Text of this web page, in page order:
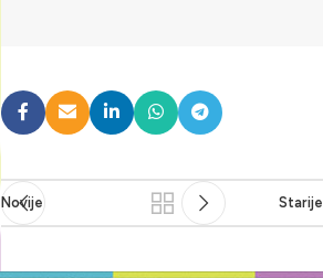
Novije Starije